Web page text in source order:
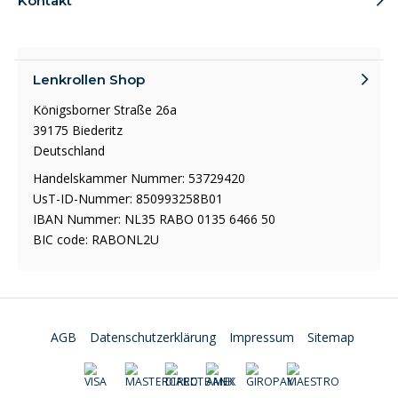
Lenkrollen Shop
Königsborner Straße 26a
39175 Biederitz
Deutschland
Handelskammer Nummer: 53729420
UsT-ID-Nummer: 850993258B01
IBAN Nummer: NL35 RABO 0135 6466 50
BIC code: RABONL2U
AGB Datenschutzerklärung Impressum Sitemap